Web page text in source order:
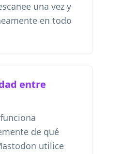
una vez y
en todo
entre
de qué
utilice